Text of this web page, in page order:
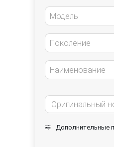
Модель
Поколение
Наименование
Дополнительные